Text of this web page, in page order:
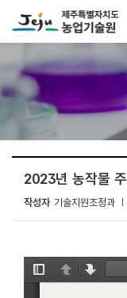
2023년 농작물
작성자 기술지원조정과